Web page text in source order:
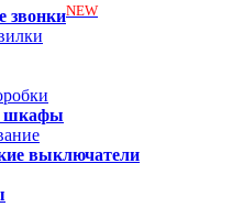
звонкиNEW
шкафы
выключатели